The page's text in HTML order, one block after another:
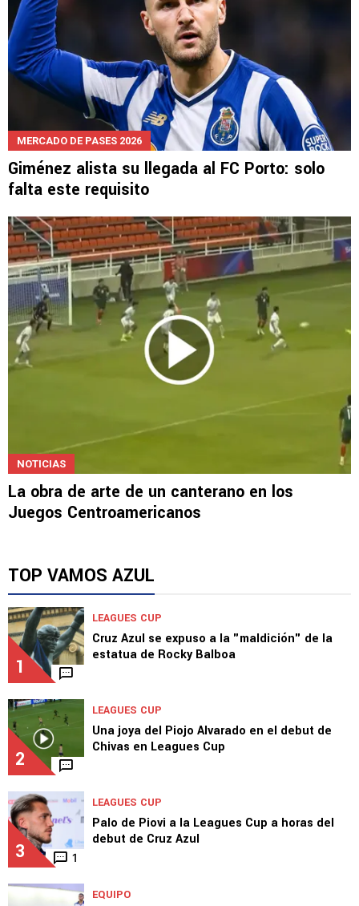
MERCADO DE PASES 2026
Giménez alista su llegada al FC Porto: solo
falta este requisito
NOTICIAS
La obra de arte de un canterano en los
Juegos Centroamericanos
TOP VAMOS AZUL
1
LEAGUES CUP
Cruz Azul se expuso a la "maldición" de la
estatua de Rocky Balboa
2
LEAGUES CUP
Una joya del Piojo Alvarado en el debut de
Chivas en Leagues Cup
3 1
LEAGUES CUP
Palo de Piovi a la Leagues Cup a horas del
debut de Cruz Azul
EQUIPO